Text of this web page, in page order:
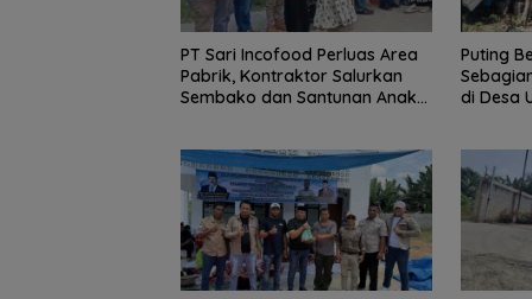
PT Sari Incofood Perluas Area
Pabrik, Kontraktor Salurkan
Sembako dan Santunan Anak
Puting
di Desa